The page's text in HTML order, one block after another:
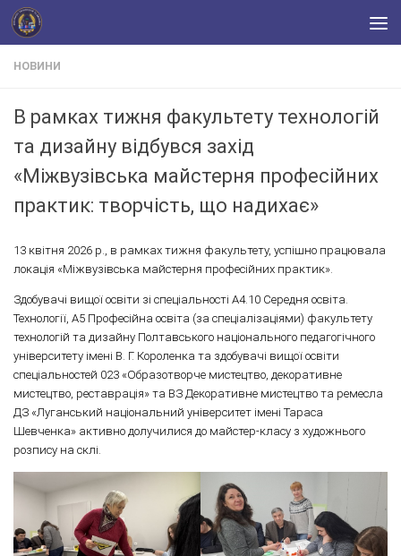
Skip to content
НОВИНИ
В рамках тижня факультету технологій
та дизайну відбувся захід
«Міжвузівська майстерня професійних
практик: творчість, що надихає»
13 квітня 2026 р., в рамках тижня факультету, успішно працювала
локація «Міжвузівська майстерня професійних практик».
Здобувачі вищої освіти зі спеціальності А4.10 Середня освіта.
Технології, А5 Професійна освіта (за спеціалізаціями) факультету
технологій та дизайну Полтавського національного педагогічного
університету імені В. Г. Короленка та здобувачі вищої освіти
спеціальностей 023 «Образотворче мистецтво, декоративне
мистецтво, реставрація» та ВЗ Декоративне мистецтво та ремесла
ДЗ «Луганський національний університет імені Тараса
Шевченка» активно долучилися до майстер-класу з художнього
розпису на склі.